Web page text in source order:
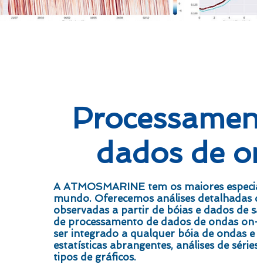
dados de
A ATMOSMARINE tem os maiores
mundo. Oferecemos análises detalhadas
observadas a partir de bóias e dados de
de processamento de dados de ondas
ser integrado a qualquer bóia de ondas
estatísticas abrangentes, análises de
tipos de gráficos.